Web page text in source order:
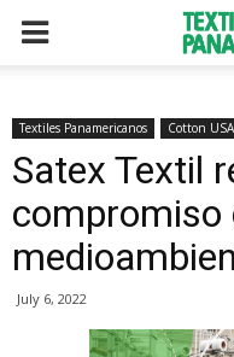
Textiles Panamericanos Cotton USA
Satex Textil
compromiso
July 6, 2022